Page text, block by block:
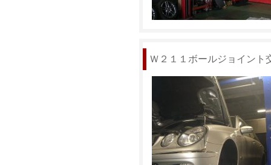
Ｗ２１１ボールジョイント